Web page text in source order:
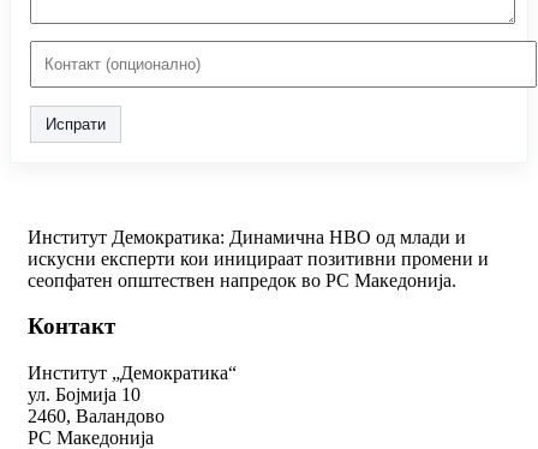
Испрати
Институт Демократика: Динамична НВО од млади и
искусни експерти кои иницираат позитивни промени и
сеопфатен општествен напредок во РС Македонија.
Контакт
Институт „Демократика“
ул. Бојмија 10
2460, Валандово
РС Македонија